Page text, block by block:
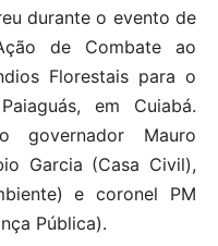
durante o evento de
de Combate ao
Florestais para o
em Cuiabá.
governador Mauro
Garcia (Casa Civil),
e coronel PM
Pública).